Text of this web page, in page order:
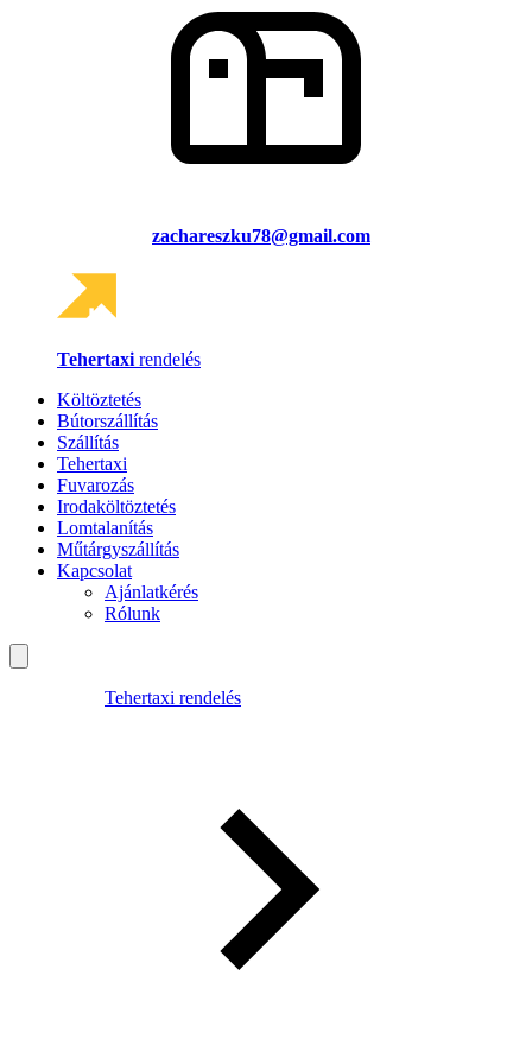
zachareszku78@gmail.com
Tehertaxi rendelés
Költöztetés
Bútorszállítás
Szállítás
Tehertaxi
Fuvarozás
Irodaköltöztetés
Lomtalanítás
Műtárgyszállítás
Kapcsolat
Ajánlatkérés
Rólunk
Tehertaxi rendelés